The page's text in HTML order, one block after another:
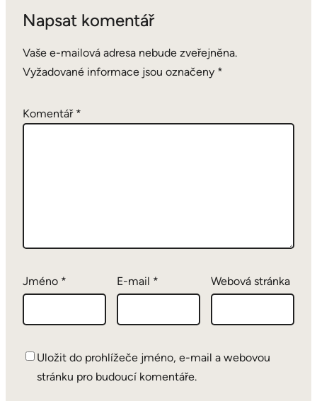
Napsat komentář
Vaše e-mailová adresa nebude zveřejněna.
Vyžadované informace jsou označeny *
Komentář *
Jméno * E-mail * Webová stránka
Uložit do prohlížeče jméno, e-mail a webovou
stránku pro budoucí komentáře.